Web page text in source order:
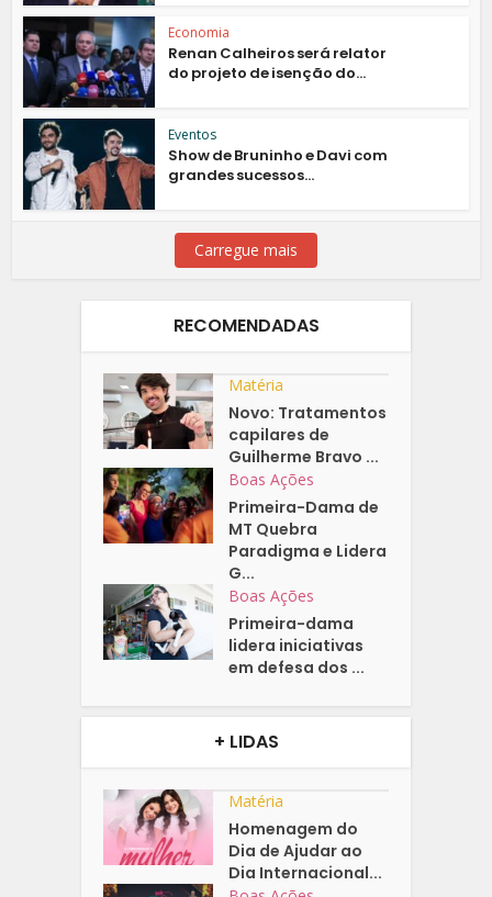
Economia
Renan Calheiros será relator
do projeto de isenção do...
Eventos
Show de Bruninho e Davi com
grandes sucessos...
Carregue mais
RECOMENDADAS
Matéria
Novo: Tratamentos
capilares de
Guilherme Bravo ...
Boas Ações
Primeira-Dama de
MT Quebra
Paradigma e Lidera
G...
Boas Ações
Primeira-dama
lidera iniciativas
em defesa dos ...
+ LIDAS
Matéria
Homenagem do
Dia de Ajudar ao
Dia Internacional...